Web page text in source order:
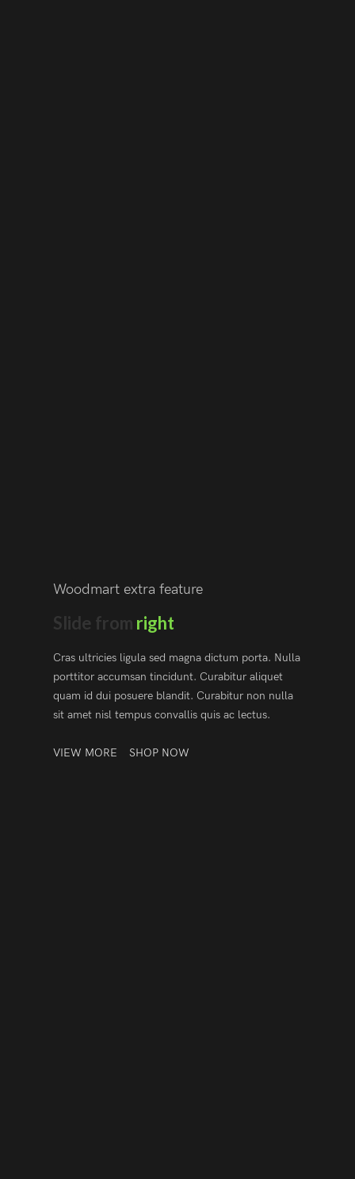
Woodmart extra feature
Slide from right
Cras ultricies ligula sed magna dictum porta. Nulla
porttitor accumsan tincidunt. Curabitur aliquet
quam id dui posuere blandit. Curabitur non nulla
sit amet nisl tempus convallis quis ac lectus.
VIEW MORE SHOP NOW